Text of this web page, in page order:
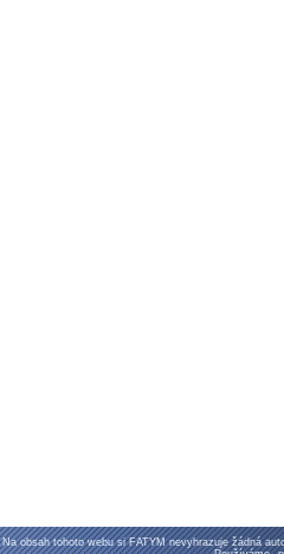
Na obsah tohoto webu si FATYM nevyhrazuje žádná